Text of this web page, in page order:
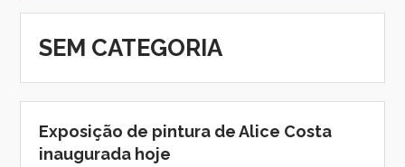
SEM CATEGORIA
Exposição de pintura de Alice Costa
inaugurada hoje